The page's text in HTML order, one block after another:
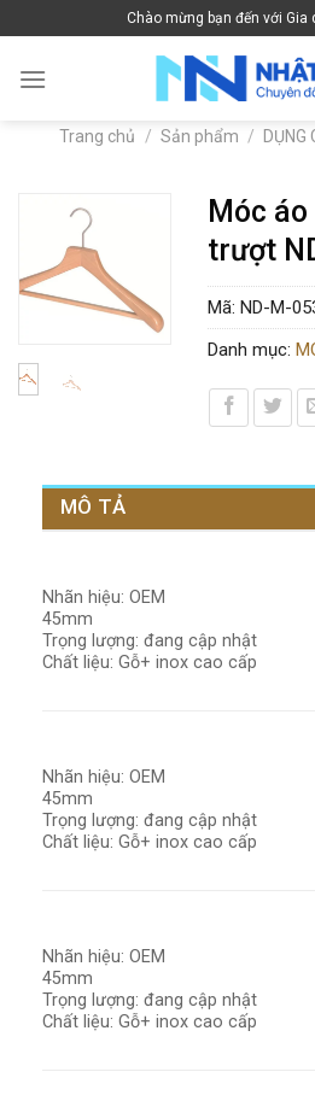
to
content
Chào mừng bạn đến với Gia
Trang chủ / Sản phẩm / DỤNG
Móc
trượt
Mã: ND-M-
Danh mục:
MÔ TẢ
Nhãn hiệu: OEM
45mm
Trọng lượng: đang cập nhật
Chất liệu: Gỗ+ inox cao cấp
Nhãn hiệu: OEM
45mm
Trọng lượng: đang cập nhật
Chất liệu: Gỗ+ inox cao cấp
Nhãn hiệu: OEM
45mm
Trọng lượng: đang cập nhật
Chất liệu: Gỗ+ inox cao cấp